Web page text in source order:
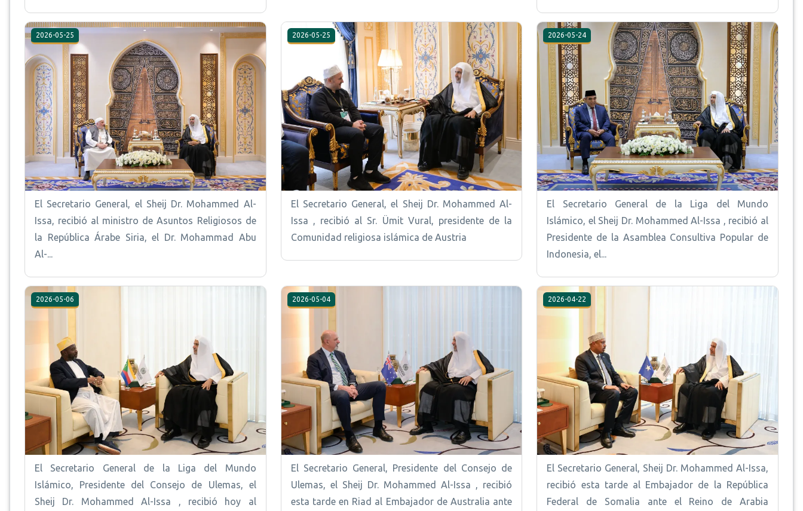
2026-05-25
El Secretario General, el Sheij Dr. Mohammed Al-
Issa, recibió al ministro de Asuntos Religiosos de
la República Árabe Siria, el Dr. Mohammad Abu
Al-...
2026-05-25
El Secretario General, el Sheij Dr. Mohammed Al-
Issa , recibió al Sr. Ümit Vural, presidente de la
Comunidad religiosa islámica de Austria
2026-05-24
El Secretario General de la Liga del Mundo
Islámico, el Sheij Dr. Mohammed Al-Issa , recibió al
Presidente de la Asamblea Consultiva Popular de
Indonesia, el...
2026-05-06
El Secretario General de la Liga del Mundo
Islámico, Presidente del Consejo de Ulemas, el
Sheij Dr. Mohammed Al-Issa , recibió hoy al
2026-05-04
El Secretario General, Presidente del Consejo de
Ulemas, el Sheij Dr. Mohammed Al-Issa , recibió
esta tarde en Riad al Embajador de Australia ante
2026-04-22
El Secretario General, Sheij Dr. Mohammed Al-Issa,
recibió esta tarde al Embajador de la República
Federal de Somalia ante el Reino de Arabia